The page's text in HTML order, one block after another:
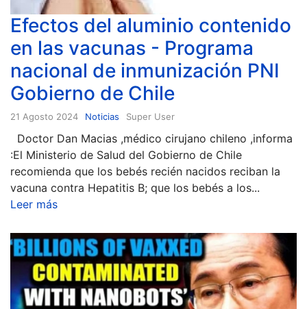
Efectos del aluminio contenido
en las vacunas - Programa
nacional de inmunización PNI
Gobierno de Chile
21 Agosto 2024 Noticias Super User
Doctor Dan Macias ,médico cirujano chileno ,informa
:El Ministerio de Salud del Gobierno de Chile
recomienda que los bebés recién nacidos reciban la
vacuna contra Hepatitis B; que los bebés a los...
Leer más